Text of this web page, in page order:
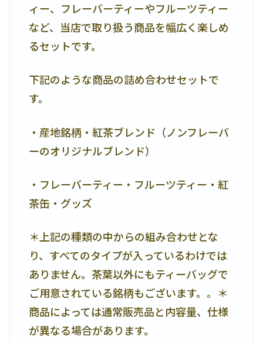
ィー、フレーバーティーやフルーツティー
など、当店で取り扱う商品を幅広く楽しめ
るセットです。
下記のような商品の詰め合わせセットで
す。
・産地銘柄・紅茶ブレンド（ノンフレーバ
ーのオリジナルブレンド）
・フレーバーティー・フルーツティー・紅
茶缶・グッズ
＊上記の種類の中からの組み合わせとな
り、すべてのタイプが入っているわけでは
ありません。茶葉以外にもティーバッグで
ご用意されている銘柄もございます。。＊
商品によっては通常販売品と内容量、仕様
が異なる場合があります。